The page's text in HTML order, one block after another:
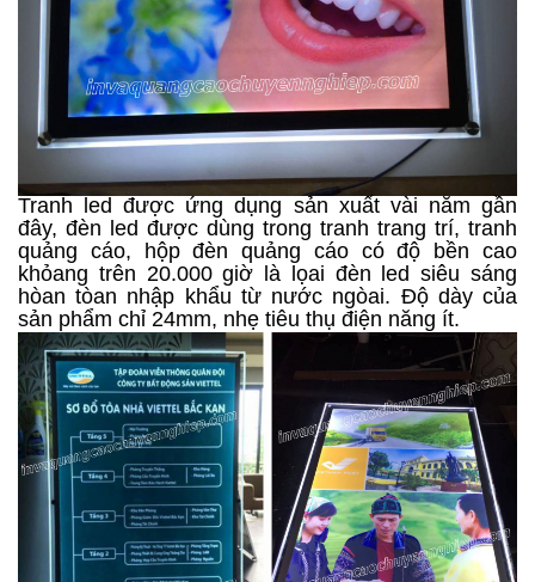
Tranh led được ứng dụng sản xuất vài năm gần
đây, đèn led được dùng trong tranh trang trí, tranh
quảng cáo, hộp đèn quảng cáo có độ bền cao
khỏang trên 20.000 giờ là lọai đèn led siêu sáng
hòan tòan nhập khẩu từ nước ngòai. Độ dày của
sản phẩm chỉ 24mm, nhẹ tiêu thụ điện năng ít.